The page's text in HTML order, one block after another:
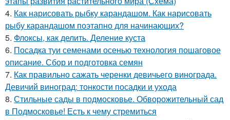
4. Как нарисовать рыбку карандашом. Как нарисовать
рыбу карандашом поэтапно для начинающих?
5. Флоксы, как делить. Деление куста
6. Посадка туи семенами осенью технология пошаговое
описание. Сбор и подготовка семян
7. Как правильно сажать черенки девичьего винограда.
Девичий виноград: тонкости посадки и ухода
8. Стильные сады в подмосковье. Обворожительный сад
в Подмосковье! Есть к чему стремиться